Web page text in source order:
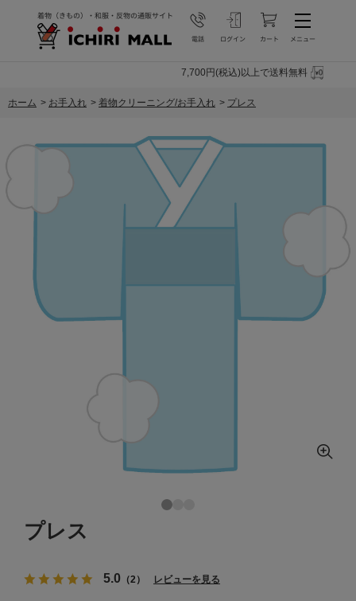
7,700円(税込)以上で送料無料
ホーム > お手入れ > 着物クリーニング/お手入れ > プレス
プレス
5.0 （2） レビューを見る